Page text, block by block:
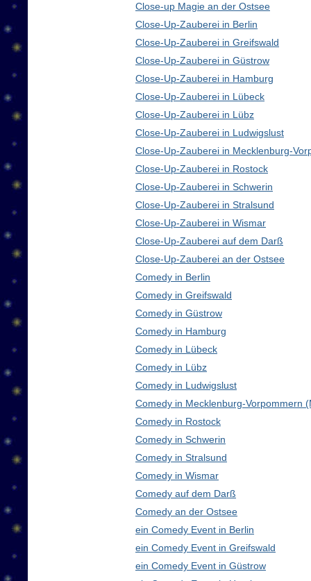
Close-up Magie an der Ostsee
Close-Up-Zauberei in Berlin
Close-Up-Zauberei in Greifswald
Close-Up-Zauberei in Güstrow
Close-Up-Zauberei in Hamburg
Close-Up-Zauberei in Lübeck
Close-Up-Zauberei in Lübz
Close-Up-Zauberei in Ludwigslust
Close-Up-Zauberei in Mecklenburg-
Close-Up-Zauberei in Rostock
Close-Up-Zauberei in Schwerin
Close-Up-Zauberei in Stralsund
Close-Up-Zauberei in Wismar
Close-Up-Zauberei auf dem Darß
Close-Up-Zauberei an der Ostsee
Comedy in Berlin
Comedy in Greifswald
Comedy in Güstrow
Comedy in Hamburg
Comedy in Lübeck
Comedy in Lübz
Comedy in Ludwigslust
Comedy in Mecklenburg-Vorpommern
Comedy in Rostock
Comedy in Schwerin
Comedy in Stralsund
Comedy in Wismar
Comedy auf dem Darß
Comedy an der Ostsee
ein Comedy Event in Berlin
ein Comedy Event in Greifswald
ein Comedy Event in Güstrow